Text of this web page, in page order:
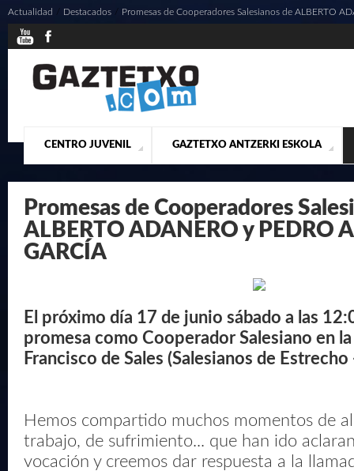
CENTRO JUVENIL
¿QUIENES SOMOS? ACTUALIDAD CONTACTO
GAZTETXO ANTZERKI ESKOLA
PRESENTACIÓN MUSICALES
Actualidad Destacados Promesas de Cooperadores Salesianos de ALBERTO
Promesas de Cooperadores
ALBERTO ADANERO y PEDRO
GARCÍA
El próximo día 17 de junio sábado a las
promesa como Cooperador Salesiano en
Francisco de Sales (Salesianos de
Hemos compartido muchos momentos de
trabajo, de sufrimiento... que han ido
vocación y creemos dar respuesta a la